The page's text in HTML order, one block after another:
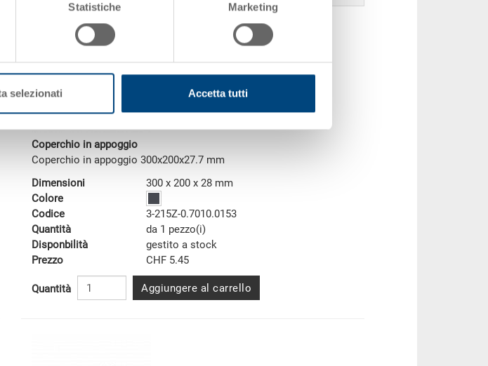
Statistiche Marketing
selezionati Accetta tutti
Coperchio in appoggio
Coperchio in appoggio 300x200x27.7 mm
Dimensioni
300 x 200 x 28 mm
Colore
Codice
3-215Z-0.7010.0153
Quantità
da 1 pezzo(i)
Disponbilità
gestito a stock
Prezzo
CHF 5.45
Quantità Aggiungere al carrello